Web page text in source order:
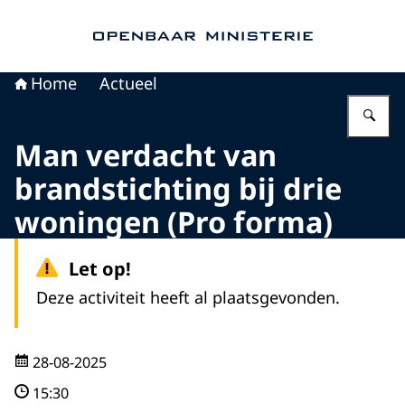
Home Actueel
Man verdacht van
brandstichting bij drie
woningen (Pro forma)
Let op!
Deze activiteit heeft al plaatsgevonden.
28-08-2025
15:30